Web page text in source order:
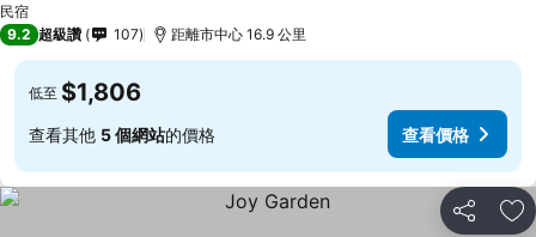
民宿
9.2 超級讚 107 距離市中心 16.9 公里
低至 $1,806
查看其他 5 個網站的價格 查看價格
分享 加